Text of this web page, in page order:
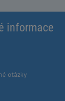
informace
otázky